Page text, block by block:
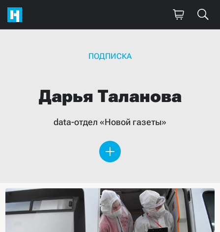
ПОДПИСКА
Дарья Таланова
data-отдел «Новой газеты»